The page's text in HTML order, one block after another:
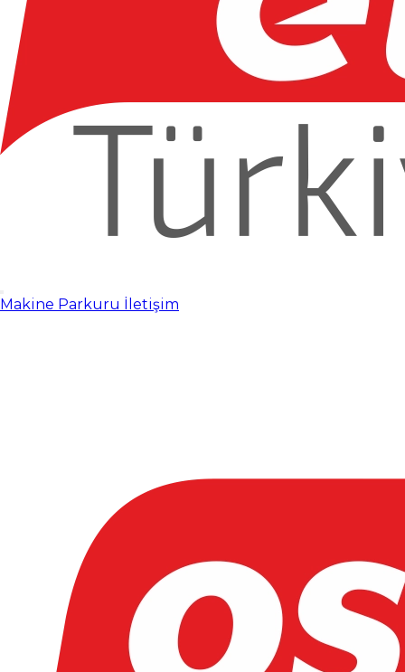
Makine Parkuru İletişim